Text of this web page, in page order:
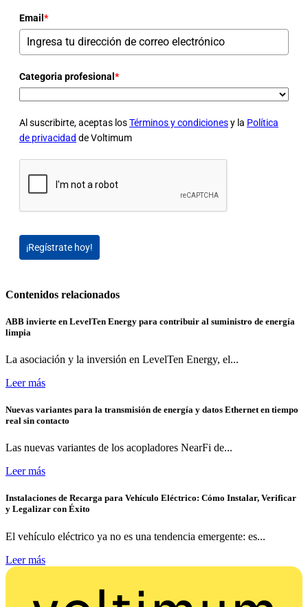
Email *
Categoria profesional *
Al suscribirte, aceptas losTérminos y condicionesy la Política
de privacidad de Voltimum
¡Regístrate hoy!
Contenidos relacionados
ABB invierte en LevelTen Energy para contribuir al suministro de energía
limpia
La asociación y la inversión en LevelTen Energy, el...
Leer más
Nuevas variantes para la transmisión de energía y datos Ethernet en tiempo
real sin contacto
Las nuevas variantes de los acopladores NearFi de...
Leer más
Instalaciones de Recarga para Vehículo Eléctrico: Cómo Instalar, Verificar
y Legalizar con Éxito
El vehículo eléctrico ya no es una tendencia emergente: es...
Leer más